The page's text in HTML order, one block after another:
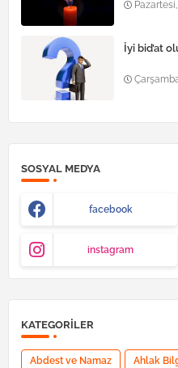
İyi bid’at
SOSYAL MEDYA
facebook
instagram
KATEGORILER
Abdest ve Namaz Ahlak